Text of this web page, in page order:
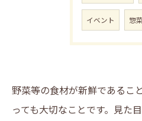
イベント 惣菜
野菜等の食材が新鮮であるこ
っても大切なことです。見た